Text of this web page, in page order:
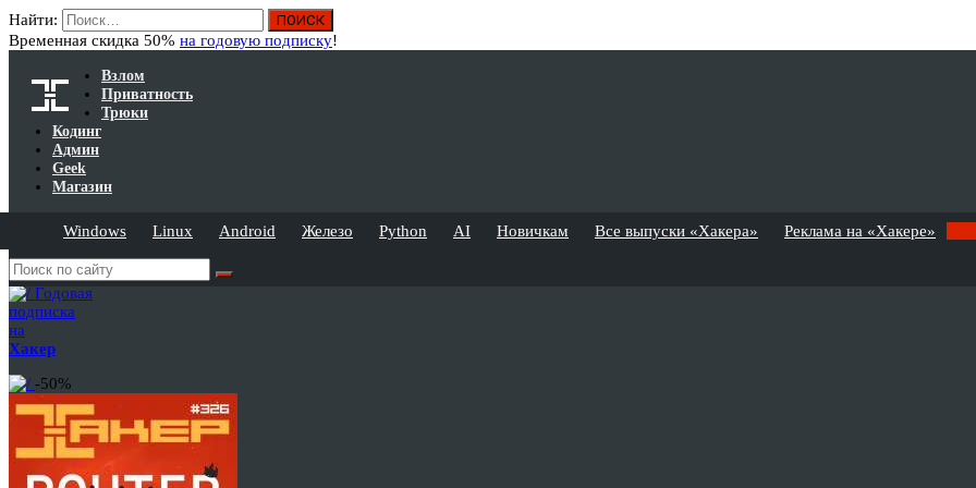
Найти:
Временная скидка 50% на годовую подписку!
Взлом
Приватность
Трюки
Кодинг
Админ
Geek
Магазин
Windows Linux Android Железо Python AI Новичкам Все выпуски «Хакера» Реклама на «Хакере»
Годовая
подписка
на
Хакер
-50%